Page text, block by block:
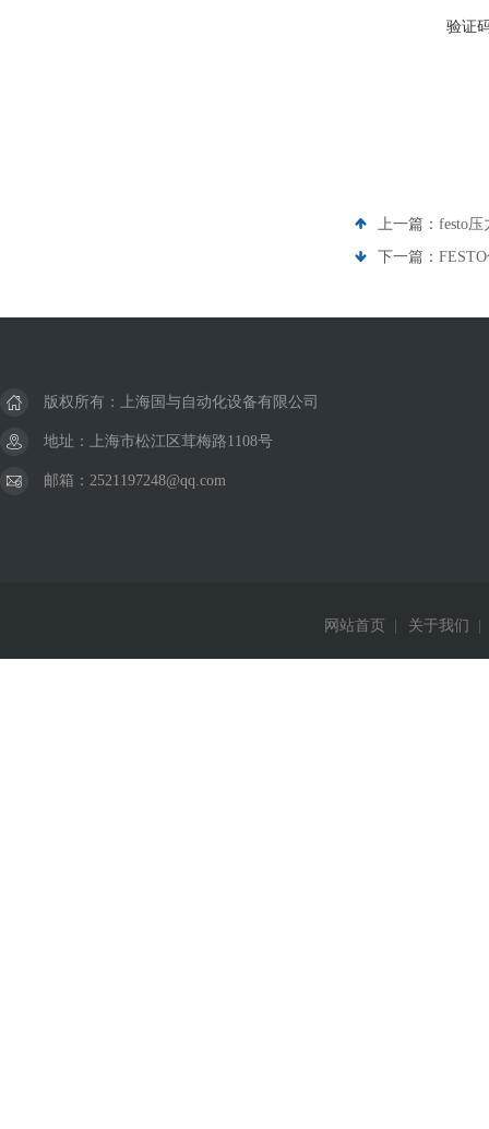
验证
上一篇： festo压
下一篇：
版权所有：上海国与自动化设备有限公司
地址：上海市松江区茸梅路1108号
邮箱：2521197248@qq.com
网站首页 关于我们